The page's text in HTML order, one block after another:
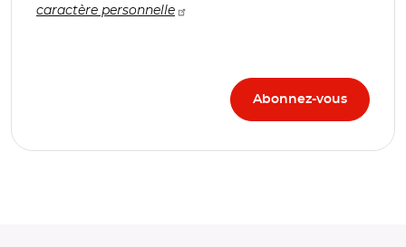
caractère personnelle